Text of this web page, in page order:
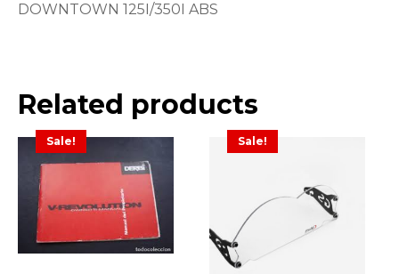
DOWNTOWN 125I/350I ABS
Related products
Sale! Sale!